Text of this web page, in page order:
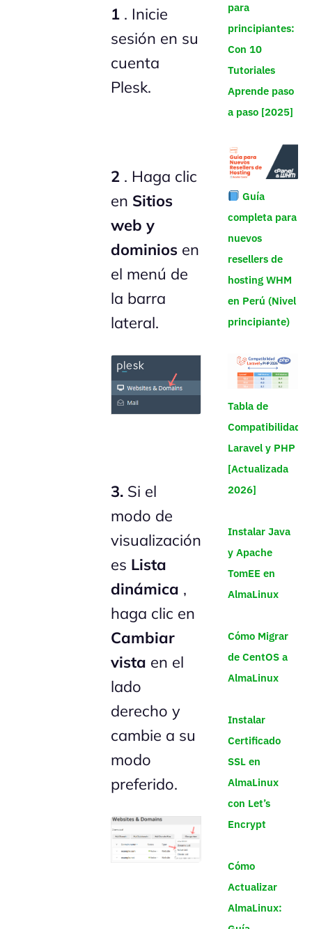
1 . Inicie
sesión en su
cuenta
Plesk.
2 . Haga clic
en Sitios
web y
dominios en
el menú de
la barra
lateral.
3. Si el
modo de
visualización
es Lista
dinámica ,
haga clic en
Cambiar
vista en el
lado
derecho y
cambie a su
modo
preferido.
para
principiantes:
Con 10
Tutoriales
Aprende paso
a paso [2025]
Guía
completa para
nuevos
resellers de
hosting WHM
en Perú (Nivel
principiante)
Tabla de
Compatibilidad
Laravel y PHP
[Actualizada
2026]
Instalar Java
y Apache
TomEE en
AlmaLinux
Cómo Migrar
de CentOS a
AlmaLinux
Instalar
Certificado
SSL en
AlmaLinux
con Let’s
Encrypt
Cómo
Actualizar
AlmaLinux: